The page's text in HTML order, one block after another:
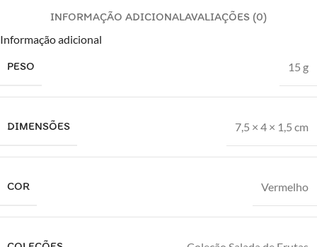
INFORMAÇÃO ADICIONALAVALIAÇÕES (0)
Informação adicional
PESO
15 g
DIMENSÕES 7,5 × 4 × 1,5 cm
COR Vermelho